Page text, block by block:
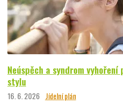
Neúspěch a syndrom
stylu
16. 6. 2026 Jídelní plán